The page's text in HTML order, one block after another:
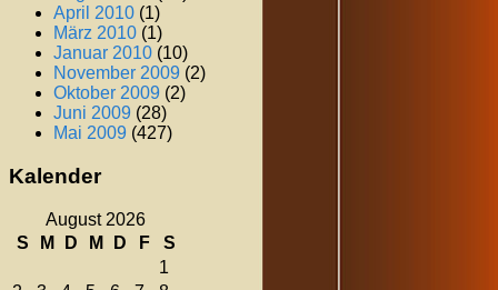
April 2010 (1)
März 2010 (1)
Januar 2010 (10)
November 2009 (2)
Oktober 2009 (2)
Juni 2009 (28)
Mai 2009 (427)
Kalender
August 2026
S
M D M D F
S
1